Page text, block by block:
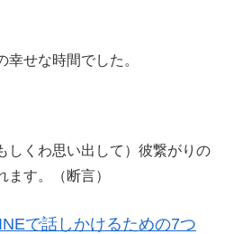
幸せな時間でした。
しくわ思い出して）彼繋がりの
す。（断言）
で話しかけるための7つ